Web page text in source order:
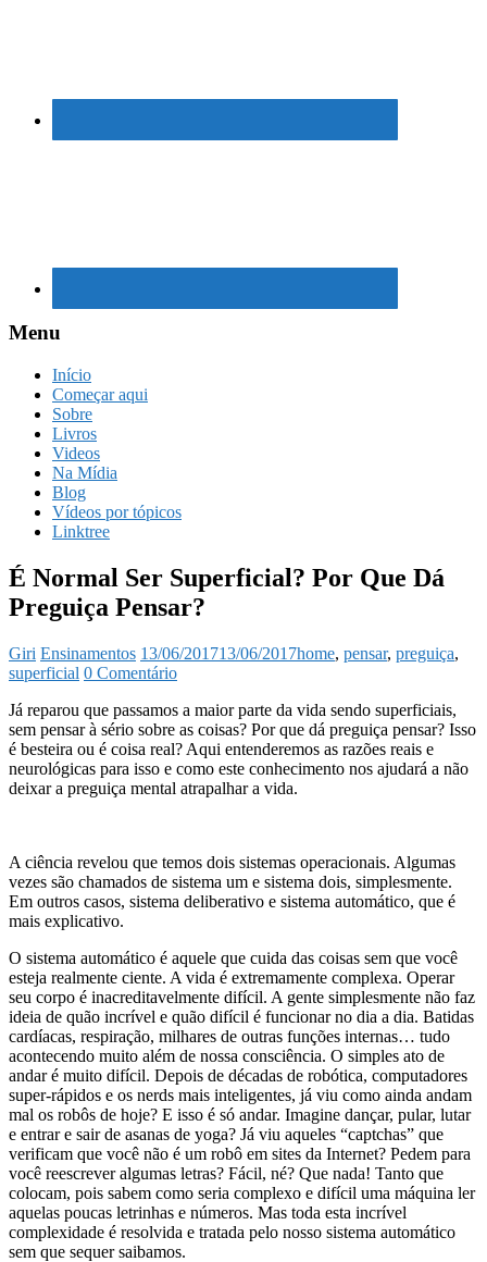
Menu
Início
Começar aqui
Sobre
Livros
Videos
Na Mídia
Blog
Vídeos por tópicos
Linktree
É Normal Ser Superficial? Por Que Dá
Preguiça Pensar?
Giri Ensinamentos 13/06/201713/06/2017home, pensar, preguiça,
superficial 0 Comentário
Já reparou que passamos a maior parte da vida sendo superficiais,
sem pensar à sério sobre as coisas? Por que dá preguiça pensar? Isso
é besteira ou é coisa real? Aqui entenderemos as razões reais e
neurológicas para isso e como este conhecimento nos ajudará a não
deixar a preguiça mental atrapalhar a vida.
A ciência revelou que temos dois sistemas operacionais. Algumas
vezes são chamados de sistema um e sistema dois, simplesmente.
Em outros casos, sistema deliberativo e sistema automático, que é
mais explicativo.
O sistema automático é aquele que cuida das coisas sem que você
esteja realmente ciente. A vida é extremamente complexa. Operar
seu corpo é inacreditavelmente difícil. A gente simplesmente não faz
ideia de quão incrível e quão difícil é funcionar no dia a dia. Batidas
cardíacas, respiração, milhares de outras funções internas… tudo
acontecendo muito além de nossa consciência. O simples ato de
andar é muito difícil. Depois de décadas de robótica, computadores
super-rápidos e os nerds mais inteligentes, já viu como ainda andam
mal os robôs de hoje? E isso é só andar. Imagine dançar, pular, lutar
e entrar e sair de asanas de yoga? Já viu aqueles “captchas” que
verificam que você não é um robô em sites da Internet? Pedem para
você reescrever algumas letras? Fácil, né? Que nada! Tanto que
colocam, pois sabem como seria complexo e difícil uma máquina ler
aquelas poucas letrinhas e números. Mas toda esta incrível
complexidade é resolvida e tratada pelo nosso sistema automático
sem que sequer saibamos.